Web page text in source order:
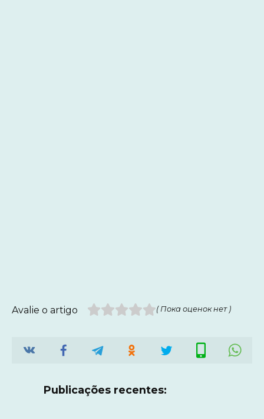
Avalie o artigo ( Пока оценок нет )
Publicações recentes: